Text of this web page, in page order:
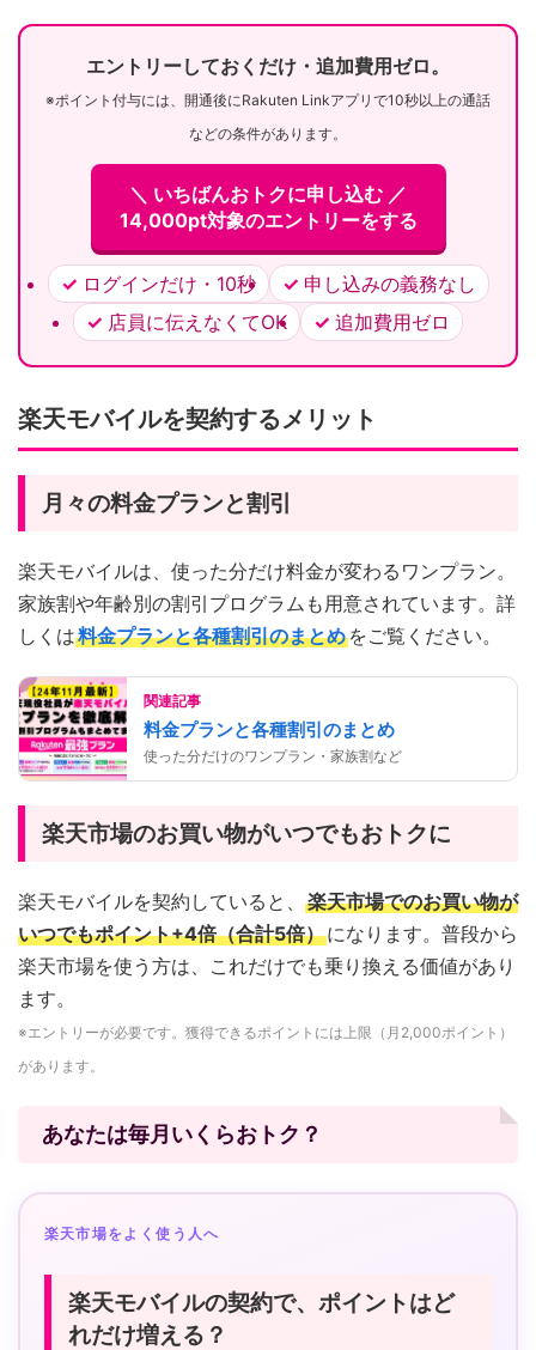
エントリーしておくだけ・追加費用ゼロ。
※ポイント付与には、開通後にRakuten Linkアプリで10秒以上の通話
などの条件があります。
＼ いちばんおトクに申し込む ／
14,000pt対象のエントリーをする
ログインだけ・10秒
申し込みの義務なし
店員に伝えなくてOK
追加費用ゼロ
楽天モバイルを契約するメリット
月々の料金プランと割引
楽天モバイルは、使った分だけ料金が変わるワンプラン。
家族割や年齢別の割引プログラムも用意されています。詳
しくは料金プランと各種割引のまとめ をご覧ください。
関連記事
料金プランと各種割引のまとめ
使った分だけのワンプラン・家族割など
楽天市場のお買い物がいつでもおトクに
楽天モバイルを契約していると、 楽天市場でのお買い物が
いつでもポイント+4倍（合計5倍）になります。普段から
楽天市場を使う方は、これだけでも乗り換える価値があり
ます。
※エントリーが必要です。獲得できるポイントには上限（月2,000ポイント）
があります。
あなたは毎月いくらおトク？
楽天市場をよく使う人へ
楽天モバイルの契約で、ポイントはど
れだけ増える？